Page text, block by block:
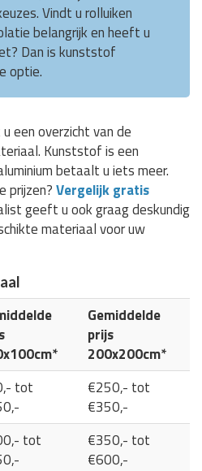
Vindt u rolluiken
belangrijk en heeft u
Dan is kunststof
optie.
een overzicht van de
Kunststof is een
betaalt u iets meer.
prijzen?Vergelijk gratis
geeft u ook graag deskundig
materiaal voor uw
Gemiddelde
prijs
200x200cm*
tot
€250,- tot
€350,-
tot
€350,- tot
€600,-